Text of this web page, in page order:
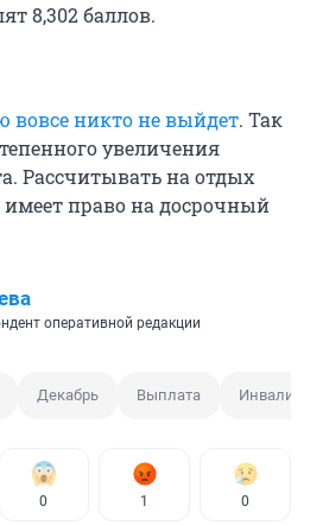
8,302 баллов.
вовсе никто не выйдет. Так
увеличения
Рассчитывать на отдых
имеет право на досрочный
оперативной редакции
Декабрь Выплата Инвалид
0 1 0